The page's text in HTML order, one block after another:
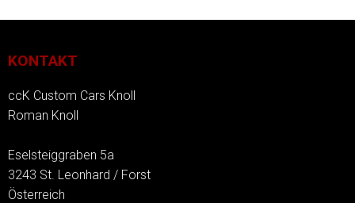
KONTAKT
ccK Custom Cars Knoll
Roman Knoll
Eselsteiggraben 5a
3243 St. Leonhard / Forst
Österreich